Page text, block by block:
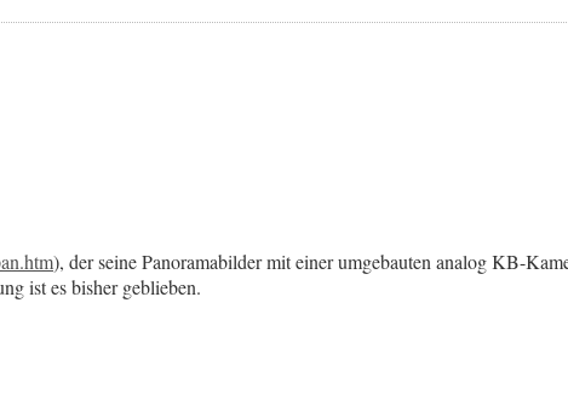
), der seine Panoramabilder mit einer umgebauten analog KB-
ist es bisher geblieben.